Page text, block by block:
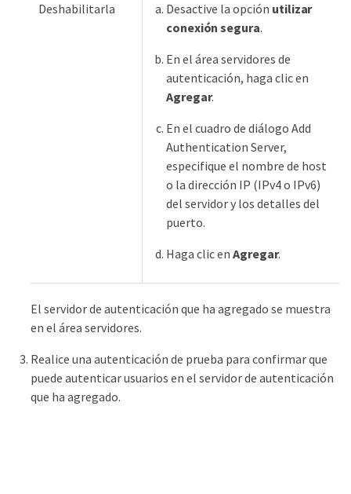
Deshabilitarla Desactive la opción utilizar
conexión segura.
En el área servidores de
autenticación, haga clic en
Agregar.
En el cuadro de diálogo Add
Authentication Server,
especifique el nombre de host
o la dirección IP (IPv4 o IPv6)
del servidor y los detalles del
puerto.
Haga clic en Agregar.
El servidor de autenticación que ha agregado se muestra
en el área servidores.
Realice una autenticación de prueba para confirmar que
puede autenticar usuarios en el servidor de autenticación
que ha agregado.